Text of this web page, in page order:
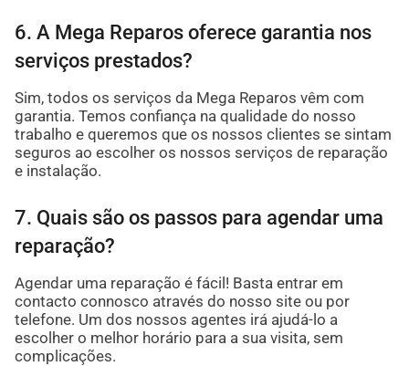
6. A Mega Reparos oferece garantia nos
serviços prestados?
Sim, todos os serviços da Mega Reparos vêm com
garantia. Temos confiança na qualidade do nosso
trabalho e queremos que os nossos clientes se sintam
seguros ao escolher os nossos serviços de reparação
e instalação.
7. Quais são os passos para agendar uma
reparação?
Agendar uma reparação é fácil! Basta entrar em
contacto connosco através do nosso site ou por
telefone. Um dos nossos agentes irá ajudá-lo a
escolher o melhor horário para a sua visita, sem
complicações.